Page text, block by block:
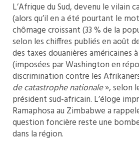
L’Afrique du Sud, devenu le vilain
(alors qu’il en a été pourtant le
chômage croissant (33 % de la
selon les chiffres publiés en août
des taxes douanières américaines
(imposées par Washington en
discrimination contre les
de catastrophe nationale», selon
président sud-africain. L’éloge
Ramaphosa au Zimbabwe a
question foncière reste une
dans la région.